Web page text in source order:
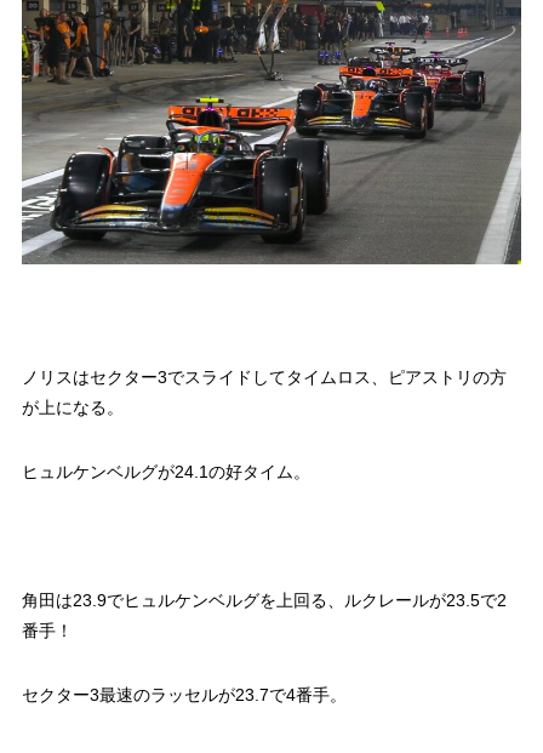
ノリスはセクター3でスライドしてタイムロス、ピアストリの方
が上になる。
ヒュルケンベルグが24.1の好タイム。
角田は23.9でヒュルケンベルグを上回る、ルクレールが23.5で2
番手！
セクター3最速のラッセルが23.7で4番手。